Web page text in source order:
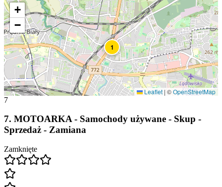
1
+
−
Leaflet | ©OpenStreetMap
7
7. MOTOARKA - Samochody używane - Skup -
Sprzedaż - Zamiana
Zamknięte